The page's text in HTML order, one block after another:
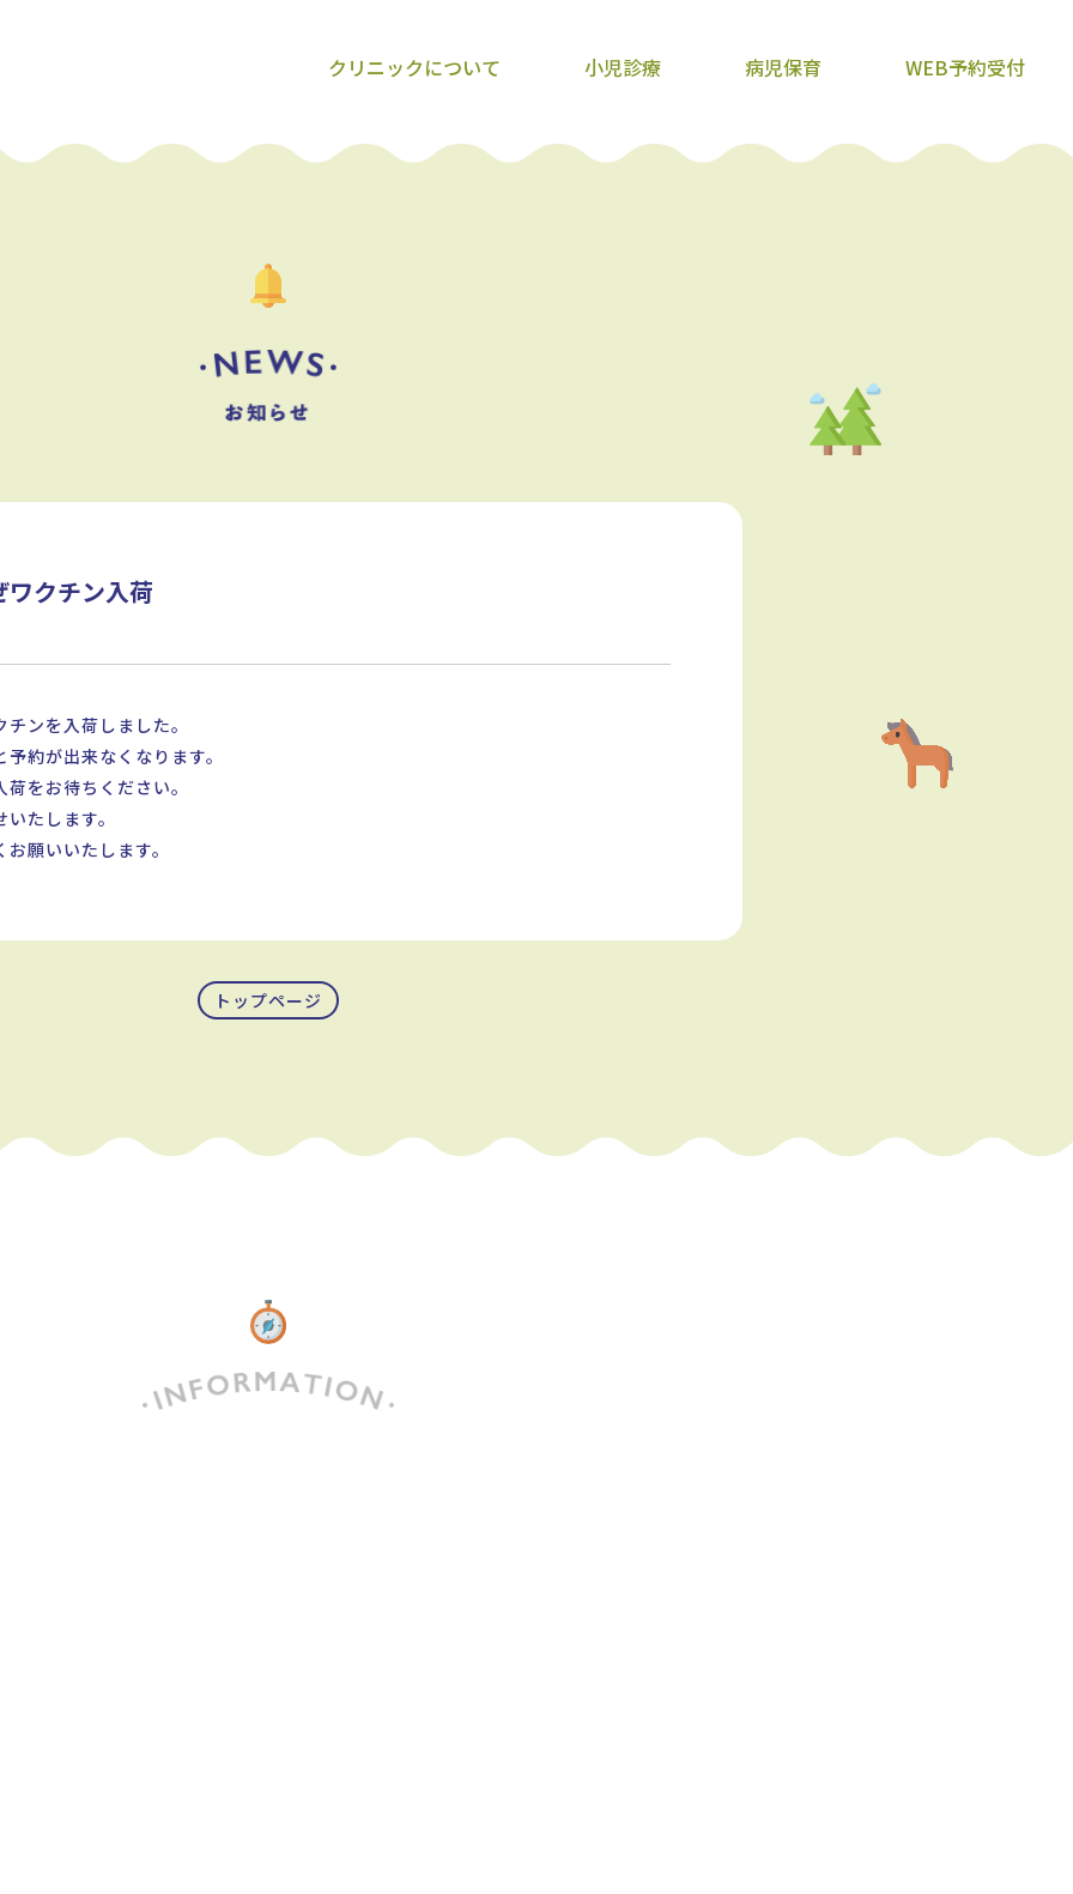
クリニックについて 小児診療 病児保育 WEB予約受付
ワクチン入荷
ンを入荷しました。
約が出来なくなります。
をお待ちください。
たします。
願いいたします。
トップページ